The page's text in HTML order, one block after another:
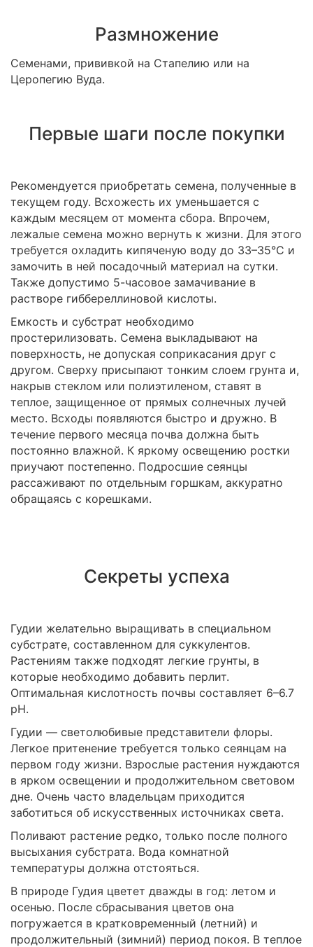
Размножение
Семенами, прививкой на Стапелию или на
Церопегию Вуда.
Первые шаги после покупки
Рекомендуется приобретать семена, полученные в
текущем году. Всхожесть их уменьшается с
каждым месяцем от момента сбора. Впрочем,
лежалые семена можно вернуть к жизни. Для этого
требуется охладить кипяченую воду до 33–35°C и
замочить в ней посадочный материал на сутки.
Также допустимо 5-часовое замачивание в
растворе гиббереллиновой кислоты.
Емкость и субстрат необходимо
простерилизовать. Семена выкладывают на
поверхность, не допуская соприкасания друг с
другом. Сверху присыпают тонким слоем грунта и,
накрыв стеклом или полиэтиленом, ставят в
теплое, защищенное от прямых солнечных лучей
место. Всходы появляются быстро и дружно. В
течение первого месяца почва должна быть
постоянно влажной. К яркому освещению ростки
приучают постепенно. Подросшие сеянцы
рассаживают по отдельным горшкам, аккуратно
обращаясь с корешками.
Секреты успеха
Гудии желательно выращивать в специальном
субстрате, составленном для суккулентов.
Растениям также подходят легкие грунты, в
которые необходимо добавить перлит.
Оптимальная кислотность почвы составляет 6–6.7
pH.
Гудии — светолюбивые представители флоры.
Легкое притенение требуется только сеянцам на
первом году жизни. Взрослые растения нуждаются
в ярком освещении и продолжительном световом
дне. Очень часто владельцам приходится
заботиться об искусственных источниках света.
Поливают растение редко, только после полного
высыхания субстрата. Вода комнатной
температуры должна отстояться.
В природе Гудия цветет дважды в год: летом и
осенью. После сбрасывания цветов она
погружается в кратковременный (летний) и
продолжительный (зимний) период покоя. В теплое